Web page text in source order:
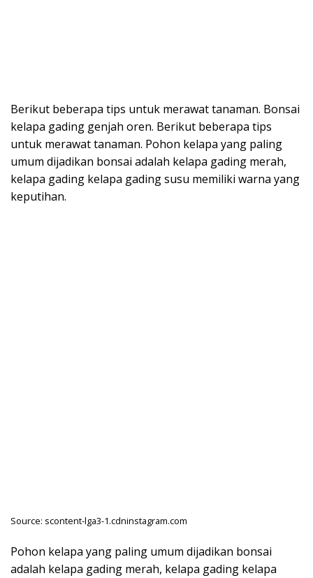
Berikut beberapa tips untuk merawat tanaman. Bonsai
kelapa gading genjah oren. Berikut beberapa tips
untuk merawat tanaman. Pohon kelapa yang paling
umum dijadikan bonsai adalah kelapa gading merah,
kelapa gading kelapa gading susu memiliki warna yang
keputihan.
Source: scontent-lga3-1.cdninstagram.com
Pohon kelapa yang paling umum dijadikan bonsai
adalah kelapa gading merah, kelapa gading kelapa